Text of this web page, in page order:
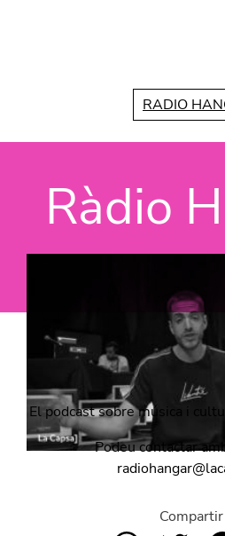
RADIO
Ràdio
El podcast sobre música i
Podeu contactar
Compartir